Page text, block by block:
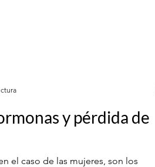
y pérdida de
el caso de las mujeres, son los